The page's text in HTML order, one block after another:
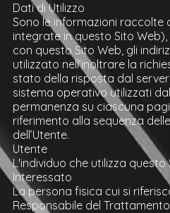
Dati di Utilizzo
Sono le informazioni
integrate in questo Sito
con questo Sito Web, gli
utilizzato nell’inoltrare la
stato della risposta dal
sistema operativo utilizzati
permanenza su ciascuna
riferimento alla sequenza
dell’Utente.
Utente
L'individuo che utilizza
Interessato
La persona fisica cui si
Responsabile del